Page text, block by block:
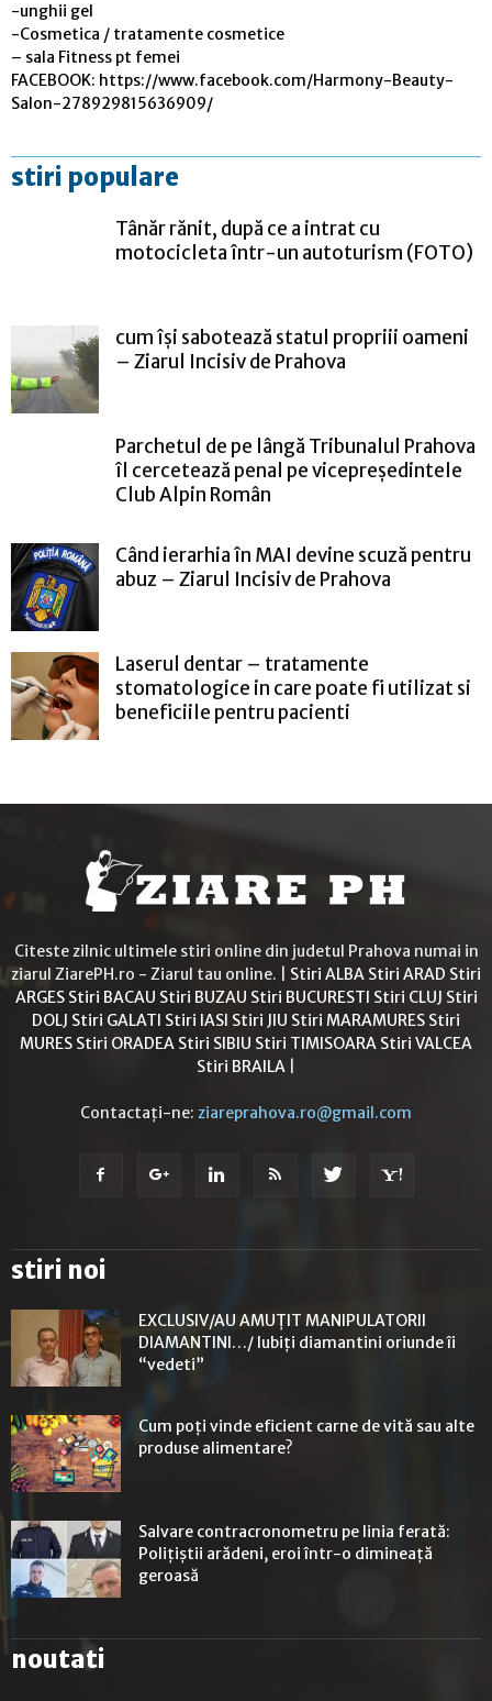
-unghii gel
-Cosmetica / tratamente cosmetice
– sala Fitness pt femei
FACEBOOK: https://www.facebook.com/Harmony-Beauty-
Salon-278929815636909/
stiri populare
Tânăr rănit, după ce a intrat cu
motocicleta într-un autoturism (FOTO)
cum își sabotează statul propriii oameni
– Ziarul Incisiv de Prahova
Parchetul de pe lângă Tribunalul Prahova
îl cercetează penal pe vicepreședintele
Club Alpin Român
Când ierarhia în MAI devine scuză pentru
abuz – Ziarul Incisiv de Prahova
Laserul dentar – tratamente
stomatologice in care poate fi utilizat si
beneficiile pentru pacienti
Citeste zilnic ultimele stiri online din judetul Prahova numai in
ziarul ZiarePH.ro - Ziarul tau online. | Stiri ALBA Stiri ARAD Stiri
ARGES Stiri BACAU Stiri BUZAU Stiri BUCURESTI Stiri CLUJ Stiri
DOLJ Stiri GALATI Stiri IASI Stiri JIU Stiri MARAMURES Stiri
MURES Stiri ORADEA Stiri SIBIU Stiri TIMISOARA Stiri VALCEA
Stiri BRAILA
Contactați-ne: ziareprahova.ro@gmail.com
stiri noi
EXCLUSIV/AU AMUȚIT MANIPULATORII
DIAMANTINI…/ Iubiți diamantini oriunde îi
“vedeti”
Cum poți vinde eficient carne de vită sau alte
produse alimentare?
Salvare contracronometru pe linia ferată:
Polițiștii arădeni, eroi într-o dimineață
geroasă
noutati